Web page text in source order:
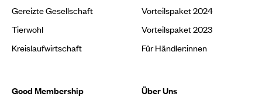
Gereizte Gesellschaft
Tierwohl
Kreislaufwirtschaft
Vorteilspaket 2024
Vorteilspaket 2023
Für Händler:innen
Good Membership Über Uns